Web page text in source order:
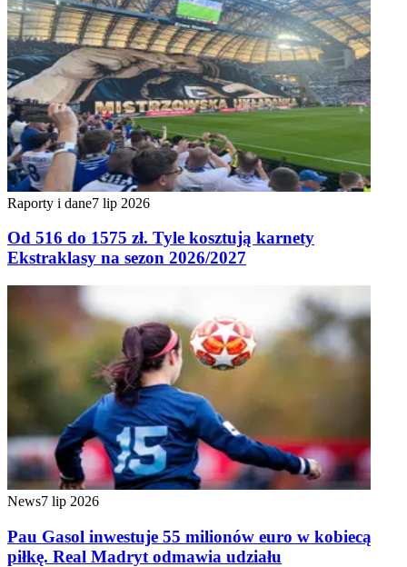
Raporty i dane7 lip 2026
Od 516 do 1575 zł. Tyle kosztują karnety
Ekstraklasy na sezon 2026/2027
News7 lip 2026
Pau Gasol inwestuje 55 milionów euro w kobiecą
piłkę. Real Madryt odmawia udziału